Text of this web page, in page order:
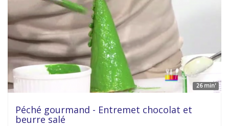
26 min'
Péché gourmand - Entremet chocolat et
beurre salé